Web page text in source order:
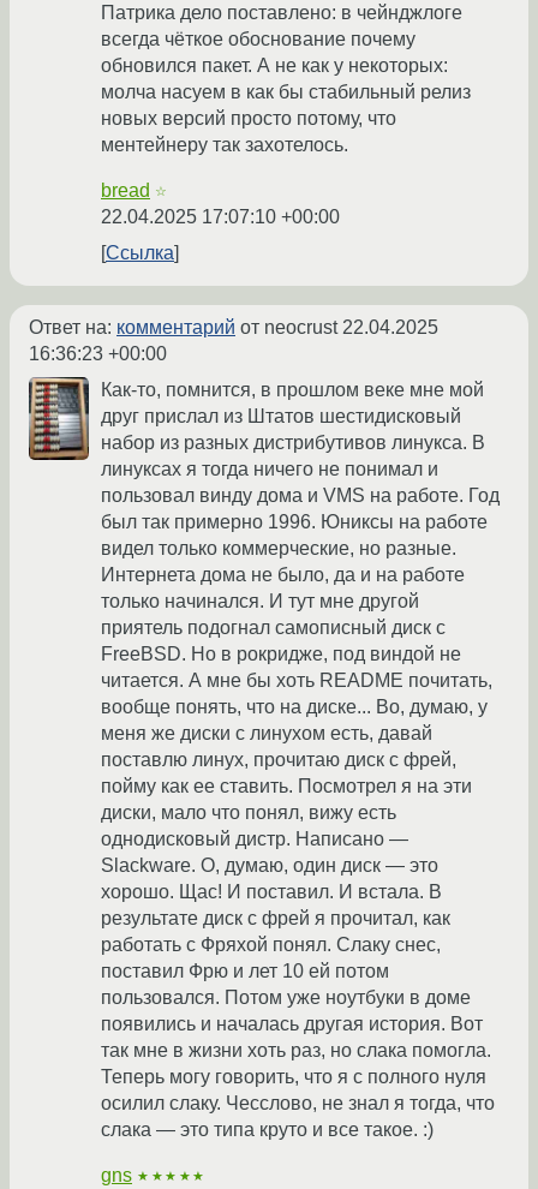
Патрика дело поставлено: в чейнджлоге
всегда чёткое обоснование почему
обновился пакет. А не как у некоторых:
молча насуем в как бы стабильный релиз
новых версий просто потому, что
ментейнеру так захотелось.
bread ☆
22.04.2025 17:07:10 +00:00
Ссылка
Ответ на: комментарий от neocrust 22.04.2025
16:36:23 +00:00
Как-то, помнится, в прошлом веке мне мой
друг прислал из Штатов шестидисковый
набор из разных дистрибутивов линукса. В
линуксах я тогда ничего не понимал и
пользовал винду дома и VMS на работе. Год
был так примерно 1996. Юниксы на работе
видел только коммерческие, но разные.
Интернета дома не было, да и на работе
только начинался. И тут мне другой
приятель подогнал самописный диск с
FreeBSD. Но в рокридже, под виндой не
читается. А мне бы хоть README почитать,
вообще понять, что на диске... Во, думаю, у
меня же диски с линухом есть, давай
поставлю линух, прочитаю диск с фрей,
пойму как ее ставить. Посмотрел я на эти
диски, мало что понял, вижу есть
однодисковый дистр. Написано —
Slackware. О, думаю, один диск — это
хорошо. Щас! И поставил. И встала. В
результате диск с фрей я прочитал, как
работать с Фряхой понял. Слаку снес,
поставил Фрю и лет 10 ей потом
пользовался. Потом уже ноутбуки в доме
появились и началась другая история. Вот
так мне в жизни хоть раз, но слака помогла.
Теперь могу говорить, что я с полного нуля
осилил слаку. Чесслово, не знал я тогда, что
слака — это типа круто и все такое. :)
gns ★★★★★